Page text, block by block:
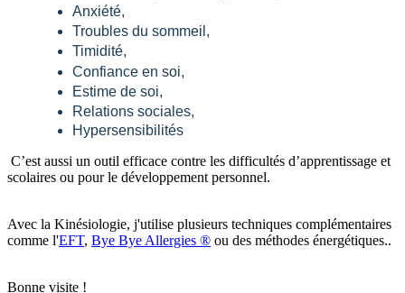
Anxiété,
Troubles du sommeil,
Timidité,
Confiance en soi,
Estime de soi,
Relations sociales,
Hypersensibilités
C’est aussi un outil efficace contre les difficultés d’apprentissage et
scolaires ou pour le développement personnel.
Avec la Kinésiologie, j'utilise plusieurs techniques complémentaires
comme l'EFT, Bye Bye Allergies ® ou des méthodes énergétiques..
Bonne visite !